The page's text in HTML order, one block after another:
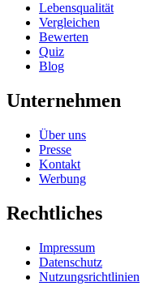
Lebensqualität
Vergleichen
Bewerten
Quiz
Blog
Unternehmen
Über uns
Presse
Kontakt
Werbung
Rechtliches
Impressum
Datenschutz
Nutzungsrichtlinien